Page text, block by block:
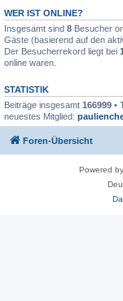
WER IST ONLINE?
Insgesamt sind 8 Besucher
Gäste (basierend auf den
Der Besucherrekord liegt bei
online waren.
STATISTIK
Beiträge insgesamt 166999 •
neuestes Mitglied:
Foren-Übersicht
Powered by